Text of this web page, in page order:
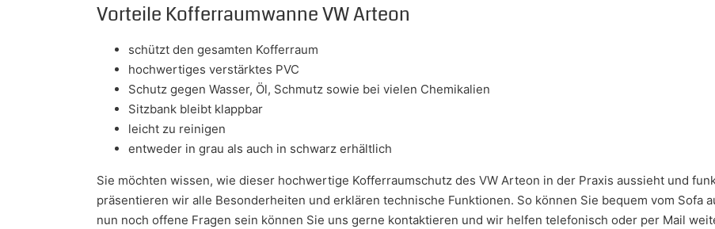
Vorteile Kofferraumwanne VW Arteon
schützt den gesamten Kofferraum
hochwertiges verstärktes PVC
Schutz gegen Wasser, Öl, Schmutz sowie bei vielen Chemikalien
Sitzbank bleibt klappbar
leicht zu reinigen
entweder in grau als auch in schwarz erhältlich
Sie möchten wissen, wie dieser hochwertige Kofferraumschutz des VW Arteon in der Praxis aussieht und
präsentieren wir alle Besonderheiten und erklären technische Funktionen. So können Sie bequem vom Sofa
nun noch offene Fragen sein können Sie uns gerne kontaktieren und wir helfen telefonisch oder per Mail